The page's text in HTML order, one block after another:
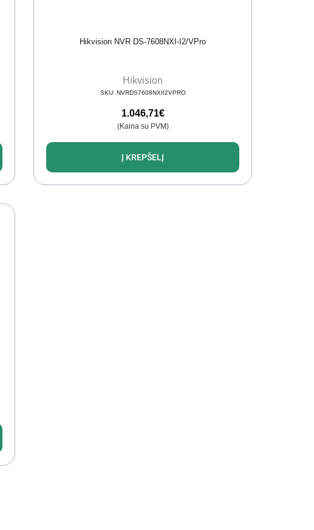
Hikvision NVR DS-7608NXI-I2/VPro
Hikvision
SKU: NVRDS7608NXII2VPRO
1.046,71€
(Kaina su PVM)
Į KREPŠELĮ